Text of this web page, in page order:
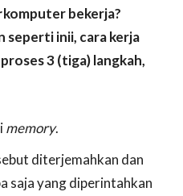
komputer bekerja?
seperti inii, cara kerja
3 (tiga) langkah,
memory.
diterjemahkan dan
saja yang diperintahkan